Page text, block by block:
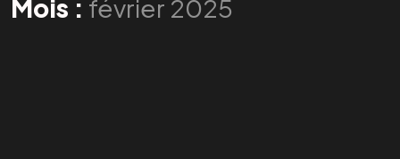
Mois : février 2025